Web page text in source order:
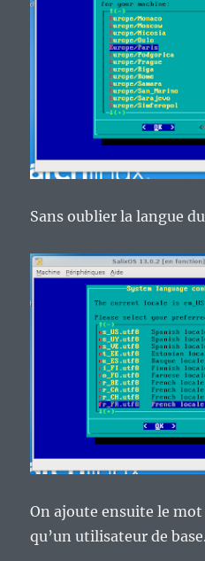
Sans oublier la langue
On ajoute ensuite le
qu’un utilisateur de base.